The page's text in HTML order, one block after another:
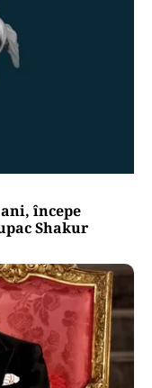
dar
presiune
român: ANP
Ce ascund
cine răspunde
a instituțiilor